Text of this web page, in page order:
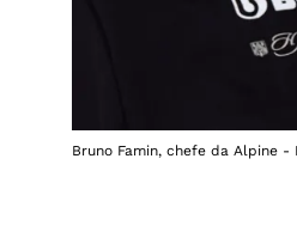
Bruno Famin, chefe da Alpine -